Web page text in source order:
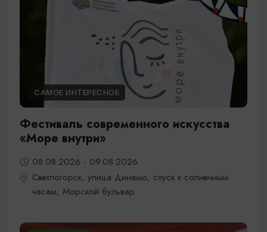
САМОЕ ИНТЕРЕСНОЕ
Фестиваль современного искусства
«Море внутри»
08.08.2026 - 09.08.2026
Светлогорск, улица Динамо, спуск к солнечным
часам, Морской бульвар